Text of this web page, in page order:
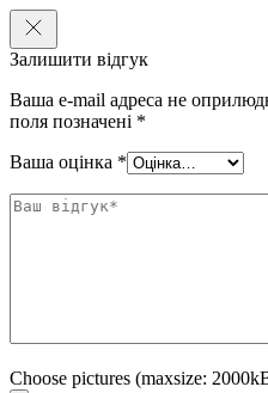
Залишити відгук
Ваша e-mail адреса не
поля позначені *
Ваша оцінка *
Choose pictures (maxsize: